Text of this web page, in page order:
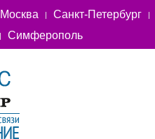
Москва Санкт-Петербург
Симферополь